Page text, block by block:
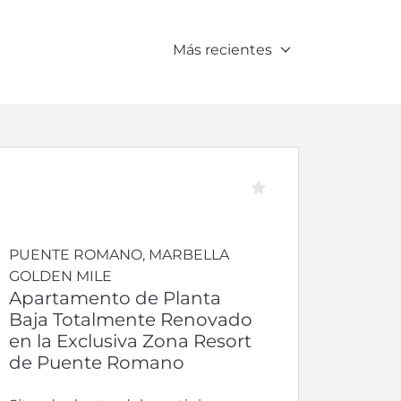
Más recientes
PUENTE ROMANO, MARBELLA
GOLDEN MILE
Apartamento de Planta
Baja Totalmente Renovado
en la Exclusiva Zona Resort
de Puente Romano